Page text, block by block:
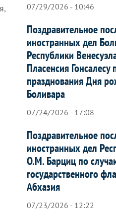
07/29/2026 - 10:46
Поздравительное
иностранных дел
Республики
Пласенсия Гонсалесу
празднования Дня
Боливара
07/24/2026 - 17:08
Поздравительное
иностранных дел
О.М. Барциц по
государственного
Абхазия
07/23/2026 - 12:22